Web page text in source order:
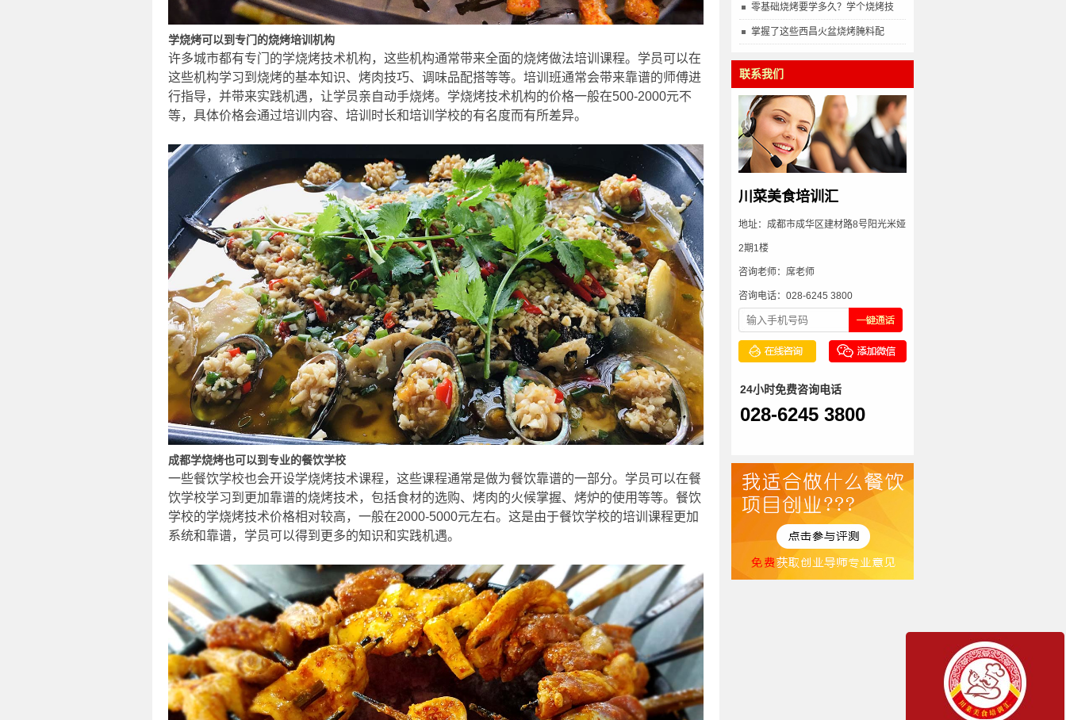
零基础烧烤要学多久？学个烧烤技
掌握了这些西昌火盆烧烤腌料配
联系我们
川菜美食培训汇
地址：成都市成华区建材路8号阳光米娅
2期1楼
咨询老师：席老师
咨询电话：028-6245 3800
24小时免费咨询电话
028-6245 3800
学烧烤可以到专门的烧烤培训机构
许多城市都有专门的学烧烤技术机构，这些机构通常带来全面的烧烤做法培训课程。学员可以在
这些机构学习到烧烤的基本知识、烤肉技巧、调味品配搭等等。培训班通常会带来靠谱的师傅进
行指导，并带来实践机遇，让学员亲自动手烧烤。学烧烤技术机构的价格一般在500-2000元不
等，具体价格会通过培训内容、培训时长和培训学校的有名度而有所差异。
成都学烧烤也可以到专业的餐饮学校
一些餐饮学校也会开设学烧烤技术课程，这些课程通常是做为餐饮靠谱的一部分。学员可以在餐
饮学校学习到更加靠谱的烧烤技术，包括食材的选购、烤肉的火候掌握、烤炉的使用等等。餐饮
学校的学烧烤技术价格相对较高，一般在2000-5000元左右。这是由于餐饮学校的培训课程更加
系统和靠谱，学员可以得到更多的知识和实践机遇。